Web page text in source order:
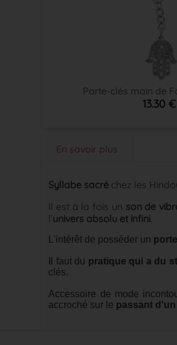
Porte-clés main de
13.30 €
En savoir plus
Syllabe sacré chez les
Il est à la fois un son de
l’univers absolu et infini
L'intérêt de posséder un
Il faut du pratique qui a du
clés.
Accessoire de mode
accroché sur le passant d'un